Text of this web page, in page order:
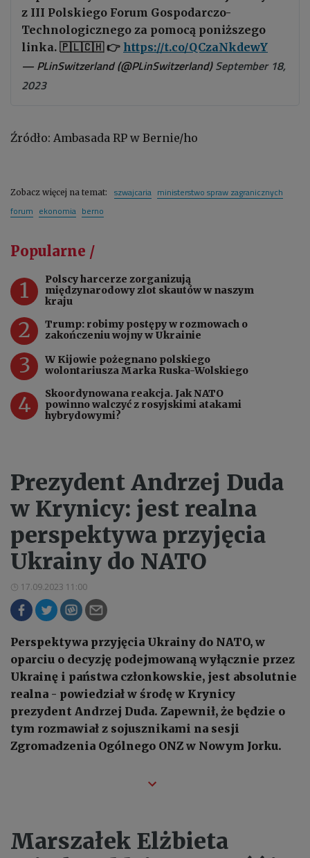
z III Polskiego Forum Gospodarczo-
Technologicznego za pomocą poniższego
linka. 🇵🇱🇨🇭 👉 https://t.co/QCzaNkdewY
— PLinSwitzerland (@PLinSwitzerland)September 18,
2023
Źródło: Ambasada RP w Bernie/ho
Zobacz więcej na temat: szwajcaria ministerstwo spraw zagranicznych
forum ekonomia berno
Popularne /
1
Polscy harcerze zorganizują
międzynarodowy zlot skautów w naszym
kraju
2
Trump: robimy postępy w rozmowach o
zakończeniu wojny w Ukrainie
3
W Kijowie pożegnano polskiego
wolontariusza Marka Ruska-Wolskiego
4
Skoordynowana reakcja. Jak NATO
powinno walczyć z rosyjskimi atakami
hybrydowymi?
Prezydent Andrzej Duda
w Krynicy: jest realna
perspektywa przyjęcia
Ukrainy do NATO
17.09.2023 11:00
Perspektywa przyjęcia Ukrainy do NATO, w
oparciu o decyzję podejmowaną wyłącznie przez
Ukrainę i państwa członkowskie, jest absolutnie
realna - powiedział w środę w Krynicy
prezydent Andrzej Duda. Zapewnił, że będzie o
tym rozmawiał z sojusznikami na sesji
Zgromadzenia Ogólnego ONZ w Nowym Jorku.
Marszałek Elżbieta